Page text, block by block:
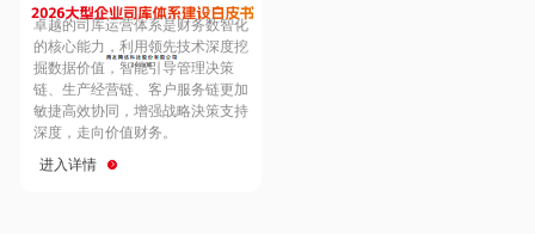
Hungary
Hong Kong
卓越的司库运营体系是财务数智化
的核心能力，利用领先技术深度挖
掘数据价值，智能引导管理决策
链、生产经营链、客户服务链更加
敏捷高效协同，增强战略決策支持
深度，走向价值财务。
进入详情